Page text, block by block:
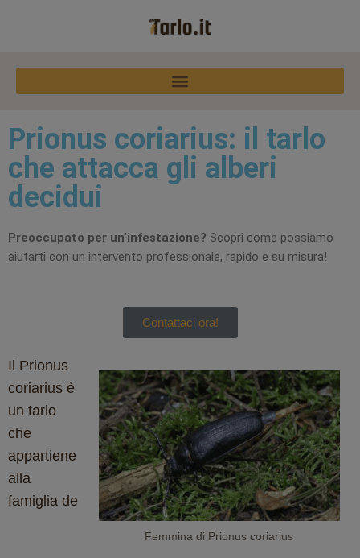
Prionus coriarius: il tarlo
che attacca gli alberi
decidui
Preoccupato per un’infestazione? Scopri come possiamo
aiutarti con un intervento professionale, rapido e su misura!
Contattaci ora!
Femmina di Prionus coriarius
Il Prionus
coriarius è
un tarlo
che
appartiene
alla
famiglia de